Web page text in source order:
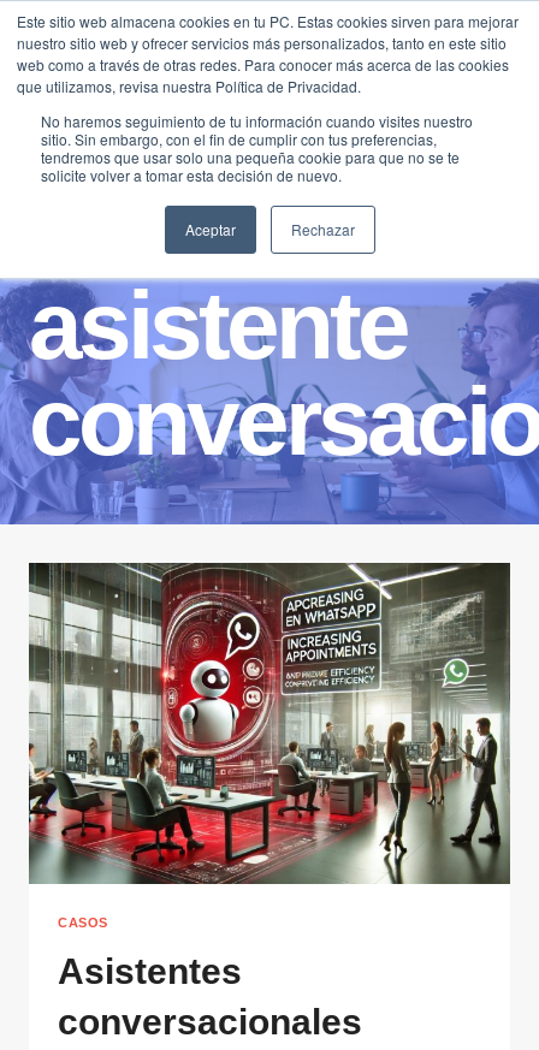
Este sitio web almacena cookies en tu PC. Estas cookies sirven para mejorar
nuestro sitio web y ofrecer servicios más personalizados, tanto en este sitio
web como a través de otras redes. Para conocer más acerca de las cookies
que utilizamos, revisa nuestra Política de Privacidad.
No haremos seguimiento de tu información cuando visites nuestro
sitio. Sin embargo, con el fin de cumplir con tus preferencias,
tendremos que usar solo una pequeña cookie para que no se te
solicite volver a tomar esta decisión de nuevo.
Aceptar Rechazar
Saltar
contenido
asistente
CASOS
Asistentes
conversacionales
Traducir »